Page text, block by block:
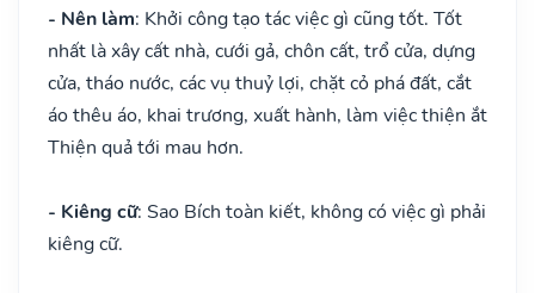
- Nên làm: Khởi công tạo tác việc gì cũng tốt. Tốt
nhất là xây cất nhà, cưới gả, chôn cất, trổ cửa, dựng
cửa, tháo nước, các vụ thuỷ lợi, chặt cỏ phá đất, cắt
áo thêu áo, khai trương, xuất hành, làm việc thiện ắt
Thiện quả tới mau hơn.
- Kiêng cữ: Sao Bích toàn kiết, không có việc gì phải
kiêng cữ.